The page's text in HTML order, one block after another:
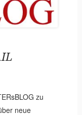
zu
neue